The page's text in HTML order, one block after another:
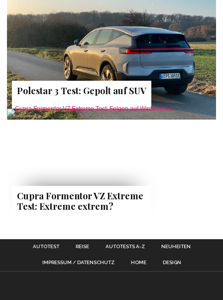
Polestar 3 Test: Gepolt auf SUV
Cupra Formentor VZ Extreme
Test: Extreme extrem?
AUTOTEST REISE AUTOTESTS A-Z NEUHEITEN
IMPRESSUM / DATENSCHUTZ HOME DESIGN